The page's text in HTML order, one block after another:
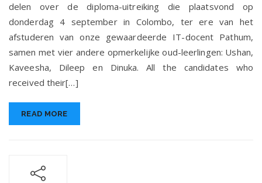
in
Colombo
delen over de diploma-uitreiking die plaatsvond op
donderdag 4 september in Colombo, ter ere van het
afstuderen van onze gewaardeerde IT-docent Pathum,
samen met vier andere opmerkelijke oud-leerlingen: Ushan,
Kaveesha, Dileep en Dinuka. All the candidates who
received their[…]
READ MORE